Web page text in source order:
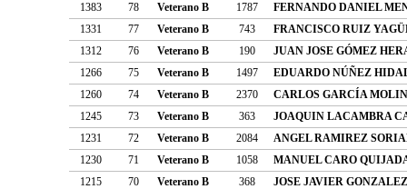
1383
78 Veterano B 1787
FERNANDO DANIEL
1331
77 Veterano B 743
FRANCISCO RUIZ
1312
76 Veterano B 190
JUAN JOSE GÓMEZ
1266
75 Veterano B 1497
EDUARDO NÚÑEZ
1260
74 Veterano B 2370
CARLOS GARCÍA
1245
73 Veterano B 363
JOAQUIN LACAMBRA
1231
72 Veterano B 2084
ANGEL RAMIREZ
1230
71 Veterano B 1058
MANUEL CARO
1215
70 Veterano B 368
JOSE JAVIER